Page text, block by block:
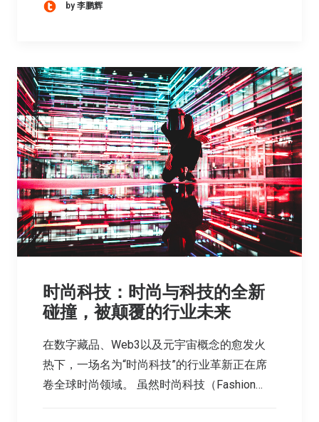
by 李鹏辉
时尚科技：时尚与科技的全新
碰撞，被颠覆的行业未来
在数字藏品、Web3以及元宇宙概念的愈发火
热下，一场名为“时尚科技”的行业革新正在席
卷全球时尚领域。 虽然时尚科技（Fashion…